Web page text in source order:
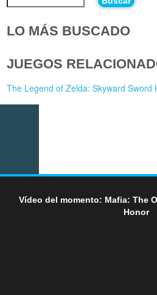
LO MÁS BUSCADO
JUEGOS
The Legend of Zelda: Skyward Sword
Vídeo del momento: Mafia: The
Honor